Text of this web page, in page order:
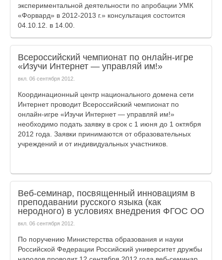
экспериментальной деятельности по апробации УМК
«Форвард» в 2012-2013 г.» консультация состоится
04.10.12. в 14.00.
Всероссийский чемпионат по онлайн-игре
«Изучи Интернет — управляй им!»
вкл. 06 сентября 2012
Координационный центр национального домена сети
Интернет проводит Всероссийский чемпионат по
онлайн-игре «Изучи Интернет — управляй им!»
необходимо подать заявку в срок с 1 июня до 1 октября
2012 года. Заявки принимаются от образовательных
учреждений и от индивидуальных участников.
Веб-семинар, посвященный инновациям в
преподавании русского языка (как
неродного) в условиях внедрения ФГОС ОО
вкл. 06 сентября 2012
По поручению Министерства образования и науки
Российской Федерации Российский университет дружбы